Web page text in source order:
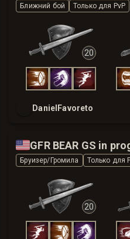
Ближний бой Только для PvP
20
DanielFavoreto
🇺🇸GFR BEAR GS in
Бруизер/Громила Только для
20